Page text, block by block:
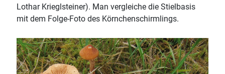
Lothar Krieglsteiner). Man vergleiche die Stielbasis
mit dem Folge-Foto des Körnchenschirmlings.